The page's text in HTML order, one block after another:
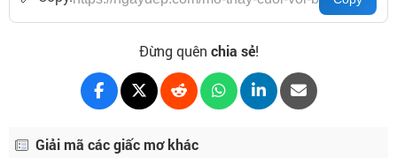
Đừng quên chia sẻ!
Giải mã các giấc mơ khác